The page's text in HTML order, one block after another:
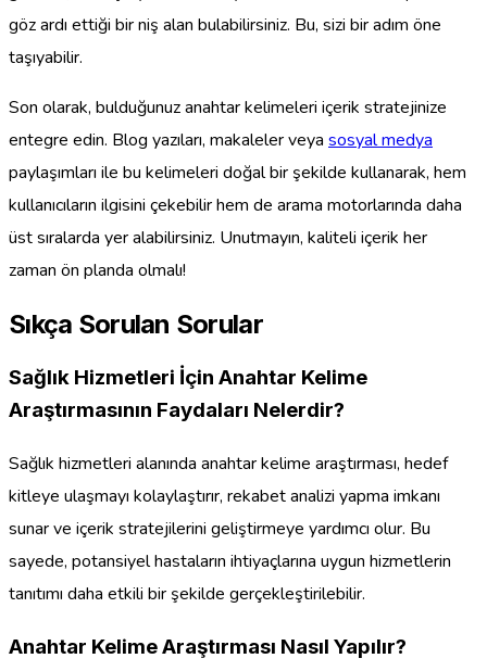
göz ardı ettiği bir niş alan bulabilirsiniz. Bu, sizi bir adım öne
taşıyabilir.
Son olarak, bulduğunuz anahtar kelimeleri içerik stratejinize
entegre edin. Blog yazıları, makaleler veya sosyal medya
paylaşımları ile bu kelimeleri doğal bir şekilde kullanarak, hem
kullanıcıların ilgisini çekebilir hem de arama motorlarında daha
üst sıralarda yer alabilirsiniz. Unutmayın, kaliteli içerik her
zaman ön planda olmalı!
Sıkça Sorulan Sorular
Sağlık Hizmetleri İçin Anahtar Kelime
Araştırmasının Faydaları Nelerdir?
Sağlık hizmetleri alanında anahtar kelime araştırması, hedef
kitleye ulaşmayı kolaylaştırır, rekabet analizi yapma imkanı
sunar ve içerik stratejilerini geliştirmeye yardımcı olur. Bu
sayede, potansiyel hastaların ihtiyaçlarına uygun hizmetlerin
tanıtımı daha etkili bir şekilde gerçekleştirilebilir.
Anahtar Kelime Araştırması Nasıl Yapılır?